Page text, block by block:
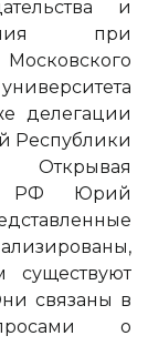
и
при
делегации
Республики
Открывая
РФ Юрий
связаны в
о